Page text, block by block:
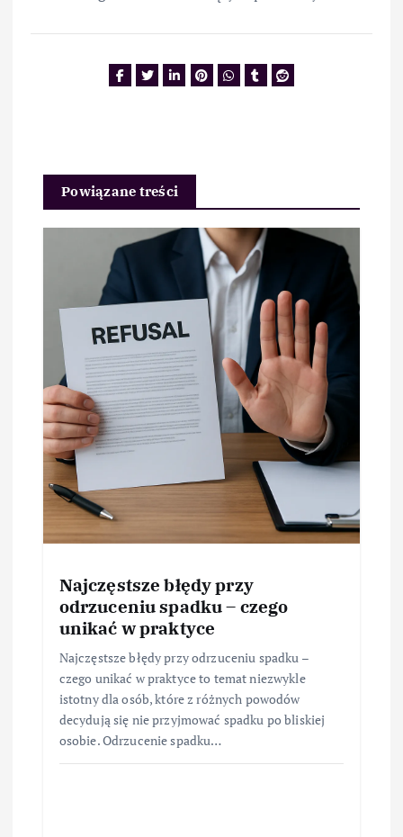
Powiązane treści
Najczęstsze błędy przy
odrzuceniu spadku – czego
unikać w praktyce
Najczęstsze błędy przy odrzuceniu spadku –
czego unikać w praktyce to temat niezwykle
istotny dla osób, które z różnych powodów
decydują się nie przyjmować spadku po bliskiej
osobie. Odrzucenie spadku…